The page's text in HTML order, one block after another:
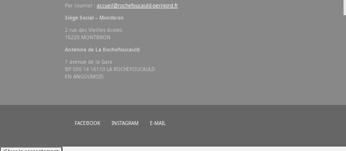
Par courriel : accueil@rochefoucauld-perigord.fr
Siège Social – Montbron
2 rue des Vieilles écoles
16220 MONTBRON
Antenne de La Rochefoucauld
1 avenue de la Gare
BP 500 14 16110 LA ROCHEFOUCAULD
EN ANGOUMOIS
FACEBOOK INSTAGRAM E-MAIL